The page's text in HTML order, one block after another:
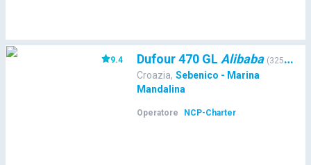
9.4 Dufour 470 GL Alibaba (32577
Croazia, Sebenico - Marina
Mandalina
Operatore NCP-Charter